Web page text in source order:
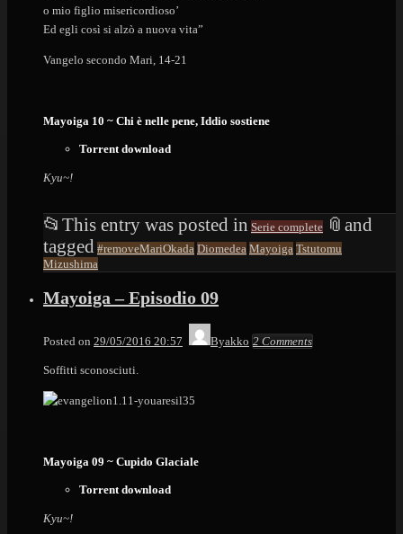
o mio figlio misericordioso’
Ed egli così si alzò a nuova vita”
Vangelo secondo Mari, 14-21
Mayoiga 10 ~ Chi è nelle pene, Iddio sostiene
Torrent download
Kyu~!
📂 This entry was posted in Serie complete 📎 and
tagged #removeMariOkada Diomedea Mayoiga Tstutomu
Mizushima
Mayoiga – Episodio 09
Posted on 29/05/2016 20:57 Byakko 2 Comments
Soffitti sconosciuti.
Mayoiga 09 ~ Cupido Glaciale
Torrent download
Kyu~!